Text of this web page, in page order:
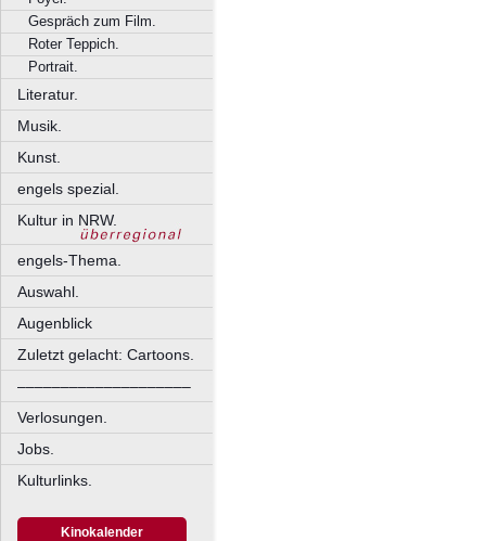
Gespräch zum Film.
Roter Teppich.
Portrait.
Literatur.
Musik.
Kunst.
engels spezial.
Kultur in NRW.
engels-Thema.
Auswahl.
Augenblick
Zuletzt gelacht: Cartoons.
––––––––––––––––––––
Verlosungen.
Jobs.
Kulturlinks.
Kinokalender